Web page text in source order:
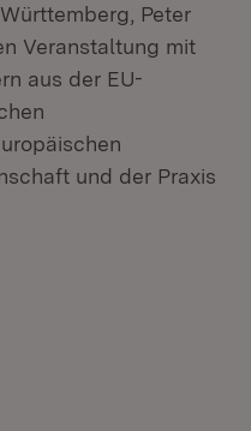
Peter
Veranstaltung mit
aus der EU-
und der Praxis